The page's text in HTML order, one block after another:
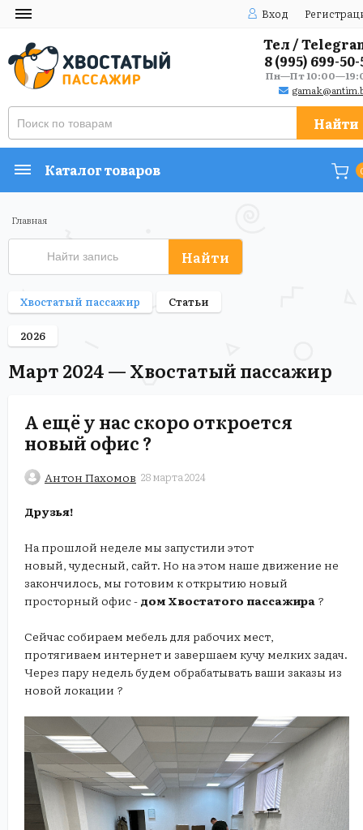
Вход
Тел /
8 (995) 699-50-
Пн—Пт
Найти
Каталог товаров
Главная
Найти
Хвостатый пассажир Статьи
2026
Март 2024 — Хвостатый пассажир
А ещё у нас скоро откроется
новый офис ?
Антон Пахомов 28 марта 2024
Друзья!
На прошлой неделе мы запустили этот
новый, чудесный, сайт. Но на этом наше движение не
закончилось, мы готовим к открытию новый
просторный офис - дом Хвостатого пассажира ?
Сейчас собираем мебель для рабочих мест,
протягиваем интернет и завершаем кучу мелких задач.
Через пару недель будем обрабатывать ваши заказы из
новой локации ?